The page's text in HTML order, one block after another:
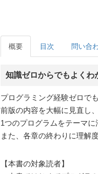
概要 目次 問い合
知識ゼロからでもよくわ
プログラミング経験ゼロで
前版の内容を大幅に見直し
1つのプログラムをテーマ
また、各章の終わりに理解
【本書の対象読者】